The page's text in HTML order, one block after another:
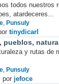
todos nuestros
atardeceres...
, Punsuly
tinydicarl
pueblos,
y rutas de
, Punsuly
por jefoce